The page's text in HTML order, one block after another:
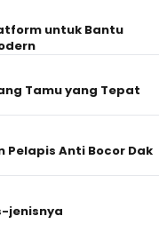
untuk Bantu
Tamu yang Tepat
Pelapis Anti Bocor Dak
jenisnya